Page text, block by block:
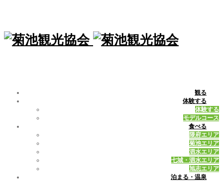
観る
体験する
体験する
モデルコース
食べる
隈府エリア
菊池エリア
泗水エリア
七城・泗水エリア
旭志エリア
泊まる・温泉